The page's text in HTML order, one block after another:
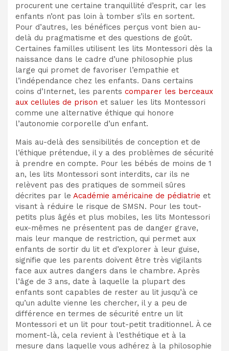
procurent une certaine tranquillité d’esprit, car les
enfants n’ont pas loin à tomber s’ils en sortent.
Pour d’autres, les bénéfices perçus vont bien au-
delà du pragmatisme et des questions de goût.
Certaines familles utilisent les lits Montessori dès la
naissance dans le cadre d’une philosophie plus
large qui promet de favoriser l’empathie et
l’indépendance chez les enfants. Dans certains
coins d’Internet, les parents comparer les berceaux
aux cellules de prison et saluer les lits Montessori
comme une alternative éthique qui honore
l’autonomie corporelle d’un enfant.
Mais au-delà des sensibilités de conception et de
l’éthique prétendue, il y a des problèmes de sécurité
à prendre en compte. Pour les bébés de moins de 1
an, les lits Montessori sont interdits, car ils ne
relèvent pas des pratiques de sommeil sûres
décrites par le Académie américaine de pédiatrie et
visant à réduire le risque de SMSN. Pour les tout-
petits plus âgés et plus mobiles, les lits Montessori
eux-mêmes ne présentent pas de danger grave,
mais leur manque de restriction, qui permet aux
enfants de sortir du lit et d’explorer à leur guise,
signifie que les parents doivent être très vigilants
face aux autres dangers dans le chambre. Après
l’âge de 3 ans, date à laquelle la plupart des
enfants sont capables de rester au lit jusqu’à ce
qu’un adulte vienne les chercher, il y a peu de
différence en termes de sécurité entre un lit
Montessori et un lit pour tout-petit traditionnel. À ce
moment-là, cela revient à l’esthétique et à la
mesure dans laquelle vous adhérez à la philosophie